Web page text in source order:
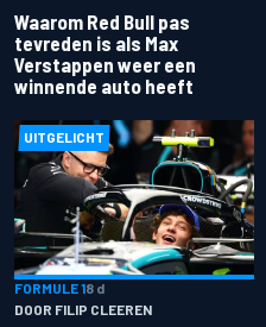
Waarom Red Bull pas
tevreden is als Max
Verstappen weer een
winnende auto heeft
UITGELICHT
FORMULE 18 d
DOOR FILIP CLEEREN